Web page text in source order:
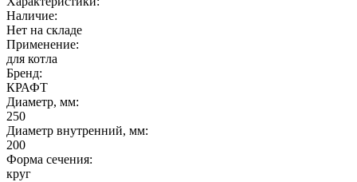
Наличие:
Нет на складе
Применение:
для котла
Бренд:
КРАФТ
Диаметр, мм:
250
Диаметр внутренний, мм:
200
Форма сечения:
круг